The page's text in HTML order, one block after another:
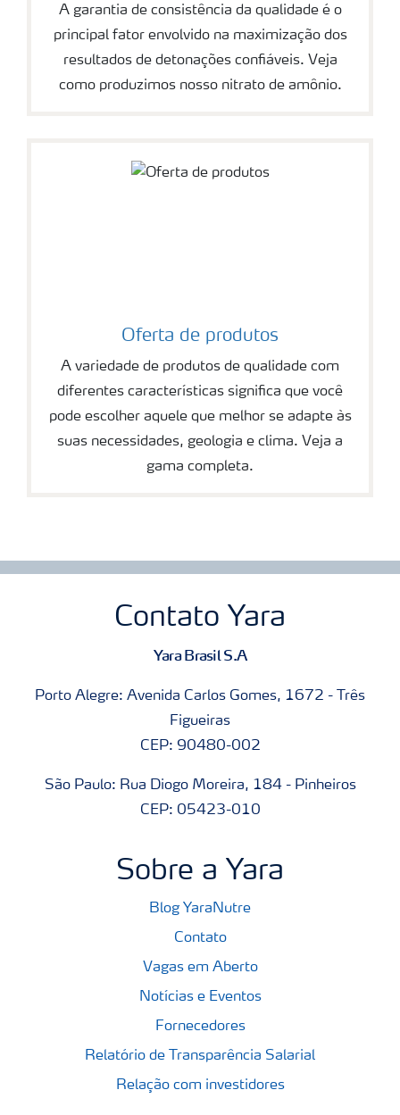
A garantia de consistência da qualidade é o
principal fator envolvido na maximização dos
resultados de detonações confiáveis. Veja
como produzimos nosso nitrato de amônio.
Oferta de produtos
A variedade de produtos de qualidade com
diferentes características significa que você
pode escolher aquele que melhor se adapte às
suas necessidades, geologia e clima. Veja a
gama completa.
Contato Yara
Yara Brasil S.A
Porto Alegre: Avenida Carlos Gomes, 1672 - Três
Figueiras
CEP: 90480-002
São Paulo: Rua Diogo Moreira, 184 - Pinheiros
CEP: 05423-010
Sobre a Yara
Blog YaraNutre
Contato
Vagas em Aberto
Notícias e Eventos
Fornecedores
Relatório de Transparência Salarial
Relação com investidores